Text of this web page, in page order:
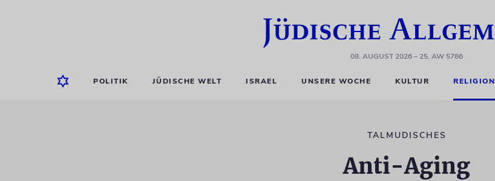
08. AUGUST 2026– 25. AW 5786
POLITIK JÜDISCHE WELT ISRAEL UNSERE WOCHE KULTUR RELIGION
TALMUDISCHES
Anti-Aging